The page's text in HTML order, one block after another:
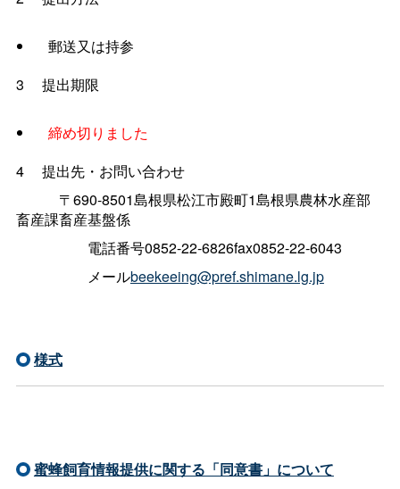
郵送又は持参
3
提出期限
締め切りました
4
提出先・お問い合わせ
〒690-8501島根県松江市殿町1島根県農林水産部
畜産課畜産基盤係
電話番号0852-22-6826fax0852-22-6043
メールbeekeeing@pref.shimane.lg.jp
様式
蜜蜂飼育情報提供に関する「同意書」について